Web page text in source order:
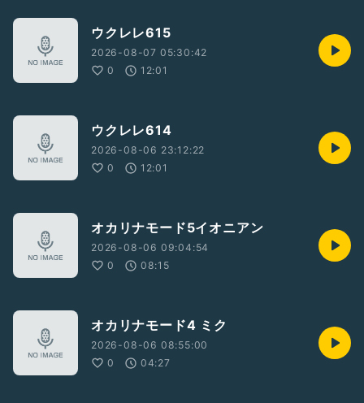
ウクレレ615
2026-08-07 05:30:42
0
12:01
ウクレレ614
2026-08-06 23:12:22
0
12:01
オカリナモード5イオニアン
2026-08-06 09:04:54
0
08:15
オカリナモード4 ミク
2026-08-06 08:55:00
0
04:27